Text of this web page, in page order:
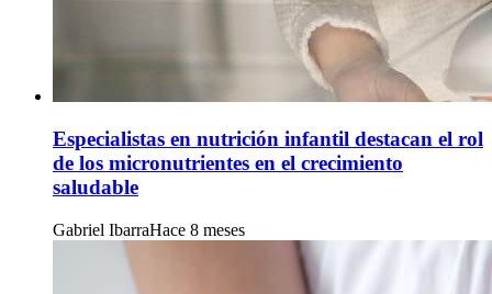
Especialistas en nutrición infantil destacan el rol
de los micronutrientes en el crecimiento
saludable
Gabriel IbarraHace 8 meses